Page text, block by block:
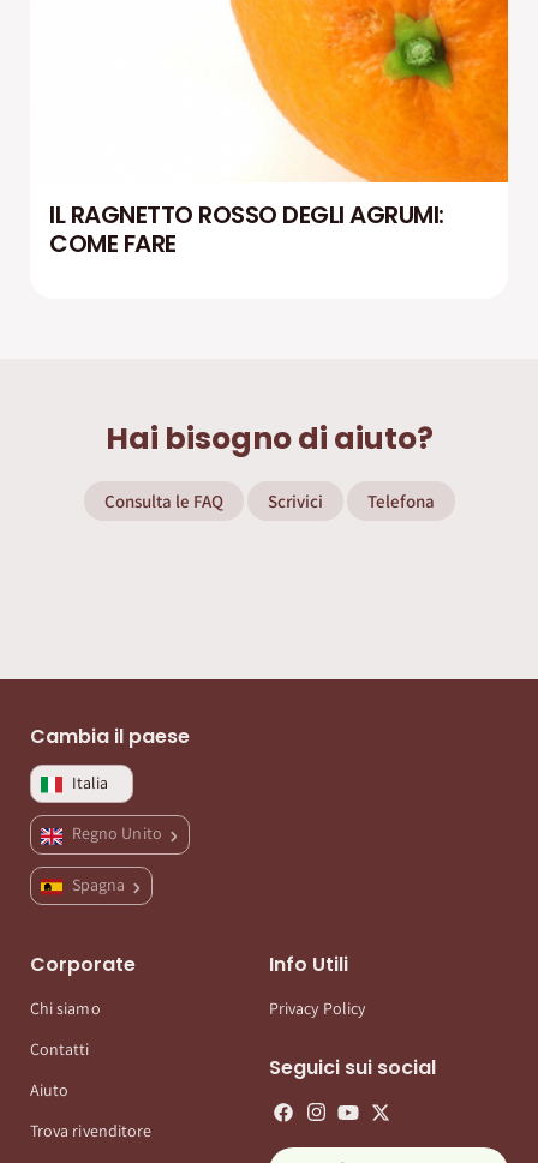
IL RAGNETTO ROSSO DEGLI AGRUMI:
COME FARE
Hai bisogno di aiuto?
Consulta le FAQ Scrivici Telefona
Cambia il paese
Italia
Regno Unito
Spagna
Corporate
Chi siamo
Contatti
Aiuto
Trova rivenditore
Info Utili
Privacy Policy
Seguici sui social